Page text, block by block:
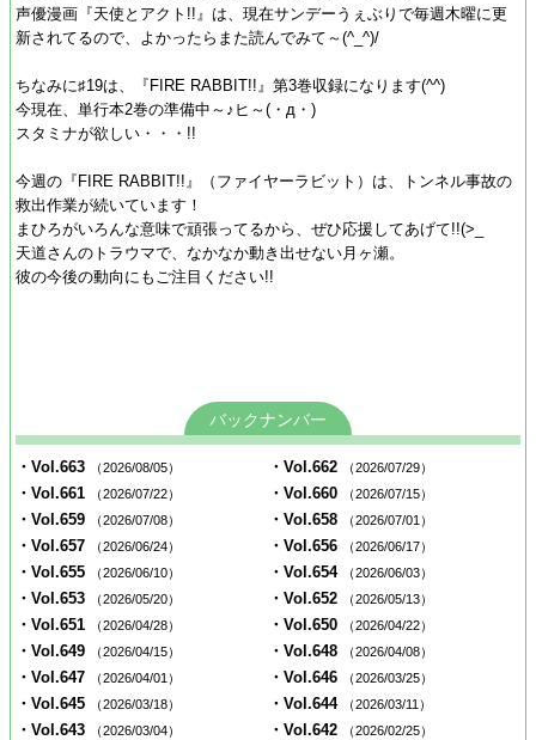
声優漫画『天使とアクト!!』は、現在サンデーうぇぶりで毎週木曜に更
新されてるので、よかったらまた読んでみて～(^_^)/
ちなみに♯19は、『FIRE RABBIT!!』第3巻収録になります(^^)
今現在、単行本2巻の準備中～♪ヒ～(・д・)
スタミナが欲しい・・・!!
今週の『FIRE RABBIT!!』（ファイヤーラビット）は、トンネル事故の
救出作業が続いています！
まひろがいろんな意味で頑張ってるから、ぜひ応援してあげて!!(>_
天道さんのトラウマで、なかなか動き出せない月ヶ瀬。
彼の今後の動向にもご注目ください!!
バックナンバー
・Vol.663 （2026/08/05） ・Vol.662 （2026/07/29）
・Vol.661 （2026/07/22） ・Vol.660 （2026/07/15）
・Vol.659 （2026/07/08） ・Vol.658 （2026/07/01）
・Vol.657 （2026/06/24） ・Vol.656 （2026/06/17）
・Vol.655 （2026/06/10） ・Vol.654 （2026/06/03）
・Vol.653 （2026/05/20） ・Vol.652 （2026/05/13）
・Vol.651 （2026/04/28） ・Vol.650 （2026/04/22）
・Vol.649 （2026/04/15） ・Vol.648 （2026/04/08）
・Vol.647 （2026/04/01） ・Vol.646 （2026/03/25）
・Vol.645 （2026/03/18） ・Vol.644 （2026/03/11）
・Vol.643 （2026/03/04） ・Vol.642 （2026/02/25）